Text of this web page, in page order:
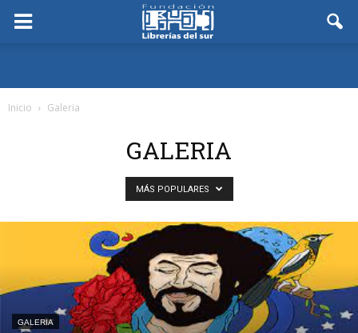
Inicio Galeria
GALERIA
MÁS POPULARES
GALERIA